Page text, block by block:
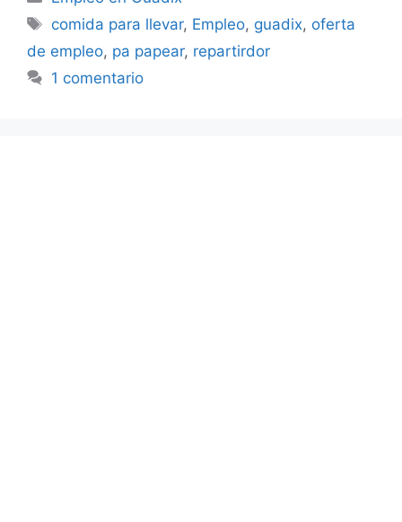
Etiquetas
comida para llevar, Empleo, guadix, oferta
de empleo, pa papear, repartirdor
1 comentario